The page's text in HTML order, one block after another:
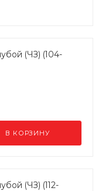
(ЧЗ) (104-
В КОРЗИНУ
(ЧЗ) (112-